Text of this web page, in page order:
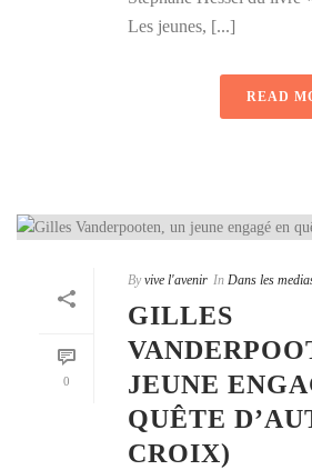
Les jeunes, [...]
READ
0
By vive l'avenir In Dans les
GILLES
JEUNE
QUÊTE
CROIX)